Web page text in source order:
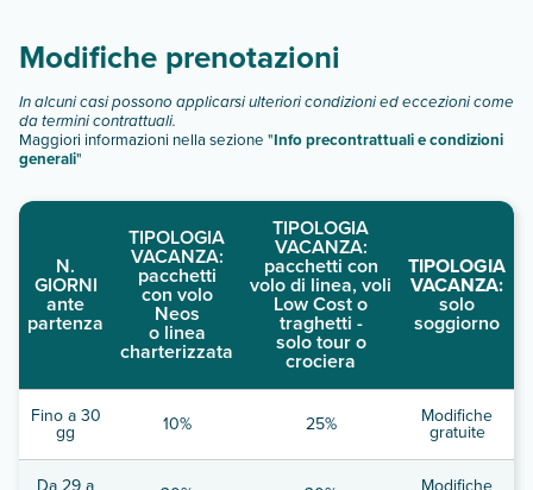
Modifiche prenotazioni
In alcuni casi possono applicarsi ulteriori condizioni ed eccezioni come
da termini contrattuali.
Maggiori informazioni nella sezione "Info precontrattuali e condizioni
generali"
N.
GIORNI
ante
partenza
TIPOLOGIA
VACANZA:
pacchetti
con volo
Neos
o linea
charterizzata
TIPOLOGIA
VACANZA:
pacchetti con
volo di linea, voli
Low Cost o
traghetti -
solo tour o
crociera
TIPOLOGIA
VACANZA:
solo
soggiorno
Fino a 30
gg 10% 25% Modifiche
gratuite